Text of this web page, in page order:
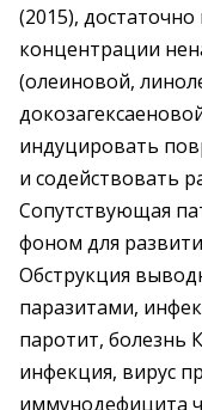
(2015),
концентрации
(олеиновой,
индуцировать
и содействовать
Сопутствующая
фоном для
Обструкция
паразитами,
паротит, болезнь
инфекция, вирус
иммунодефицита